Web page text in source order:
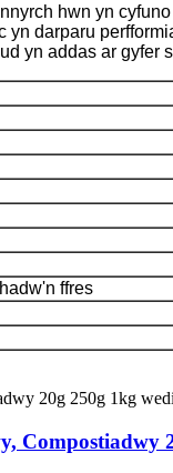
hwn yn
darparu
yn addas ar gyfer
ffres
Compostiadwy